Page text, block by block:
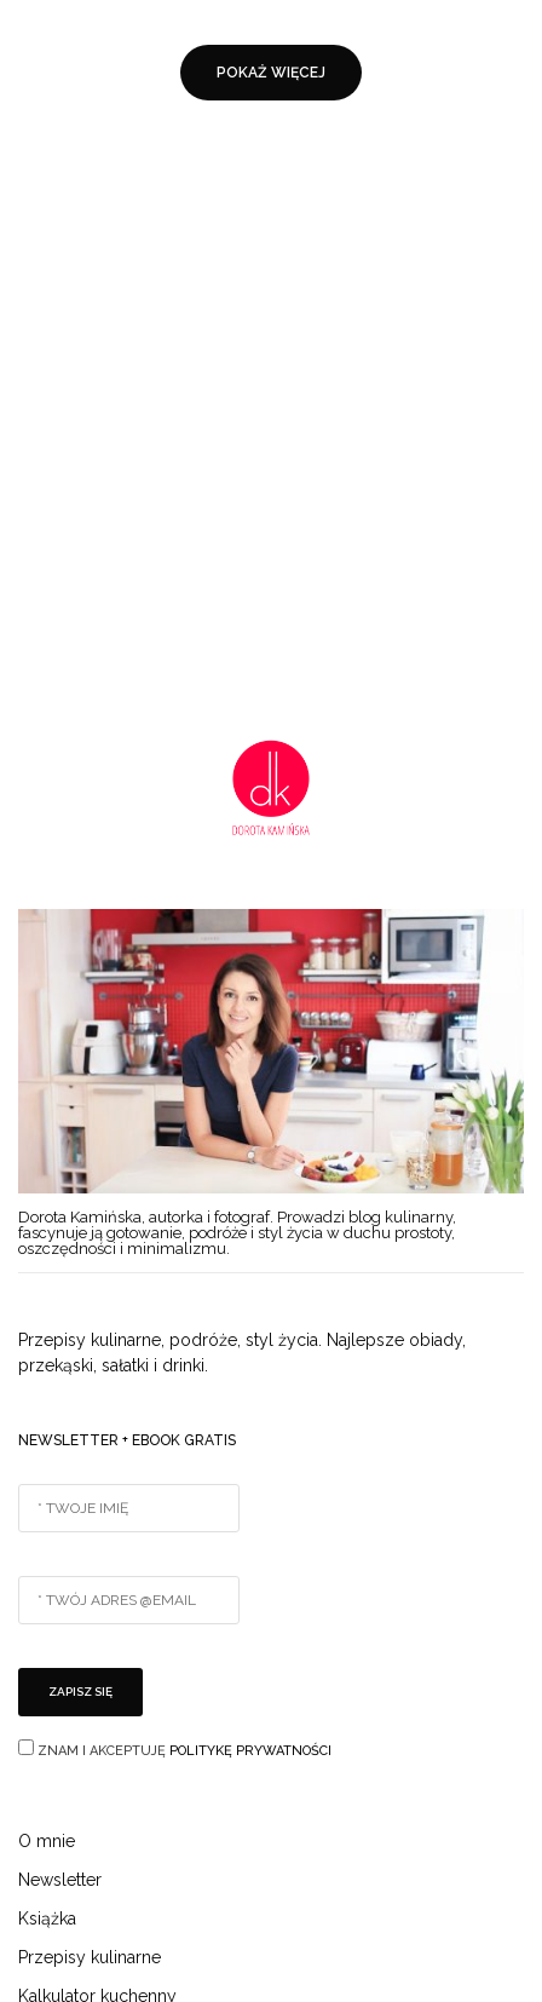
POKAŻ WIĘCEJ
Dorota Kamińska, autorka i fotograf. Prowadzi blog kulinarny,
fascynuje ją gotowanie, podróże i styl życia w duchu prostoty,
oszczędności i minimalizmu.
Przepisy kulinarne, podróże, styl życia. Najlepsze obiady,
przekąski, sałatki i drinki.
NEWSLETTER + EBOOK GRATIS
ZNAM I AKCEPTUJĘ POLITYKĘ PRYWATNOŚCI
O mnie
Newsletter
Książka
Przepisy kulinarne
Kalkulator kuchenny